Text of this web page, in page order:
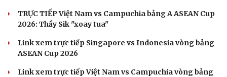
TRỰC TIẾP Việt Nam vs Campuchia bảng A ASEAN Cup
2026: Thầy Sik "xoay tua"
Link xem trực tiếp Singapore vs Indonesia vòng bảng
ASEAN Cup 2026
Link xem trực tiếp Việt Nam vs Campuchia vòng bảng